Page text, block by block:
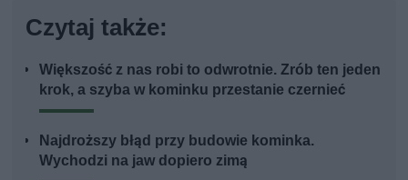
Czytaj także:
Większość z nas robi to odwrotnie. Zrób ten jeden
krok, a szyba w kominku przestanie czernieć
Najdroższy błąd przy budowie kominka.
Wychodzi na jaw dopiero zimą